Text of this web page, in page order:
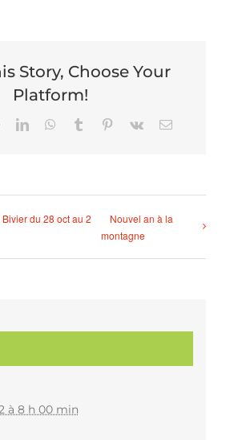
Story, Choose Your
Platform!
LinkedInWhatsApp
Tumblr Pinterest
Vk Email
du 28 oct au 2
Nouvel an à la
montagne
à 8 h 00 min